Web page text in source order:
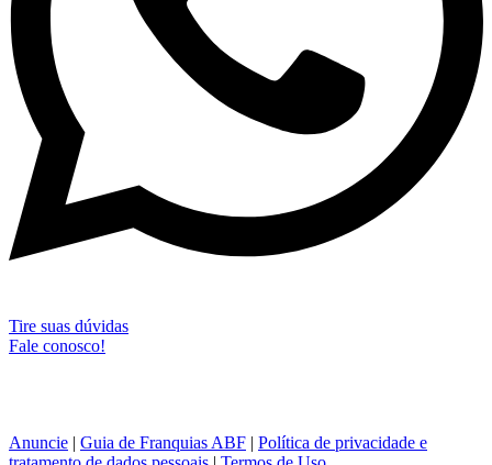
Tire suas dúvidas
Fale conosco!
Anuncie | Guia de Franquias ABF | Política de privacidade e